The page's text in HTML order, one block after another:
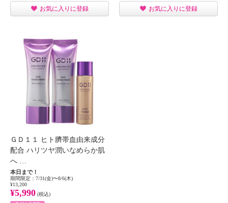
お気に入りに登録 お気に入りに登録
ＧＤ１１ ヒト臍帯血由来成分
配合 ハリツヤ潤いなめらか肌
へ …
本日まで！
期間限定：7/31(金)〜8/6(木)
¥13,200
¥5,990 (税込)